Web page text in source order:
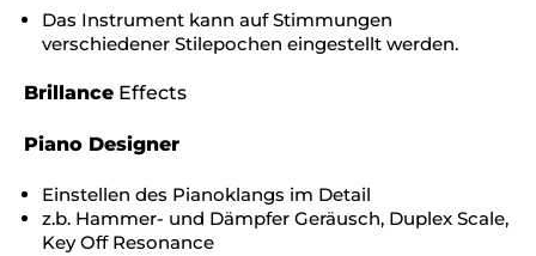
Das Instrument kann auf Stimmungen
verschiedener Stilepochen eingestellt werden.
Brillance Effects
Piano Designer
Einstellen des Pianoklangs im Detail
z.b. Hammer- und Dämpfer Geräusch, Duplex Scale,
Key Off Resonance